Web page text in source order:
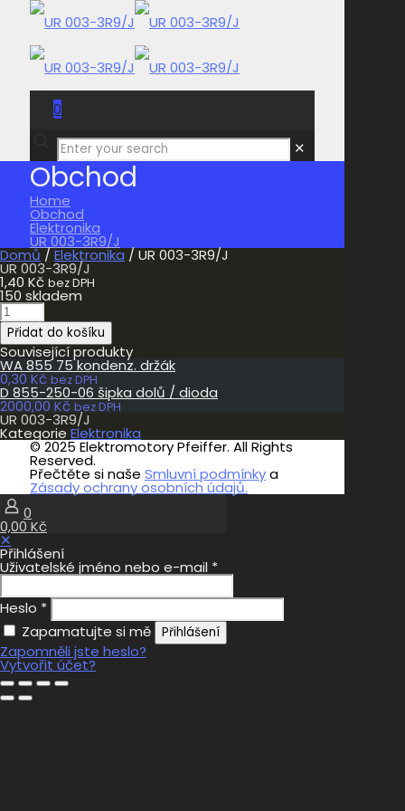
0
0,00 Kč
✕
Obchod
Home
Obchod
Elektronika
UR 003-3R9/J
Domů / Elektronika / UR 003-3R9/J
UR 003-3R9/J
1,40 Kč bez DPH
150 skladem
UR
003-
3R9/J
množství
Přidat do košíku
Související produkty
WA 855 75 kondenz. držák
0,30 Kč bez DPH
D 855-250-06 šipka dolů / dioda
2000,00 Kč bez DPH
UR 003-3R9/J
Kategorie Elektronika
© 2025 Elektromotory Pfeiffer. All Rights
Reserved.
Přečtěte si naše Smluvní podmínkya
Zásady ochrany osobních údajů.
0
0,00 Kč
✕
Přihlášení
Uživatelské jméno nebo e-mail *
Heslo *
Zapamatujte si mě
Přihlášení
Zapomněli jste heslo?
Vytvořit účet?